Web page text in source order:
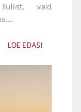
vaid
LOE EDASI